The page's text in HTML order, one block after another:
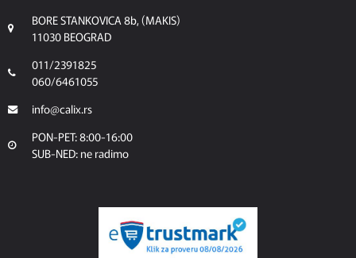
BORE STANKOVICA 8b, (MAKIS)
11030 BEOGRAD
011/2391825
060/6461055
info@calix.rs
PON-PET: 8:00-16:00
SUB-NED: ne radimo